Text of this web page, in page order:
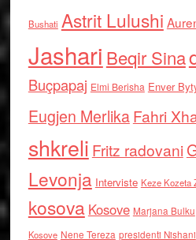
Bushati Astrit Lulushi
Jashari Beqir Sina
Buçpapaj Elmi Berisha Enver
Eugjen MerlikaFahri
shkreli Fritz radovani
Levonja Interviste Keze Kozeta
kosova Kosove Marjana Bulku
Kosove Nene Tereza presidenti Nishani